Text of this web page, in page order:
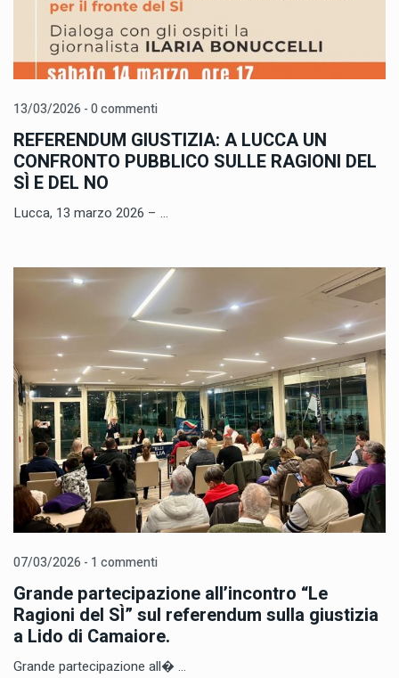
13/03/2026 - 0 commenti
REFERENDUM GIUSTIZIA: A LUCCA UN
CONFRONTO PUBBLICO SULLE RAGIONI DEL
SÌ E DEL NO
Lucca, 13 marzo 2026 – ...
07/03/2026 - 1 commenti
Grande partecipazione all’incontro “Le
Ragioni del SÌ” sul referendum sulla giustizia
a Lido di Camaiore.
Grande partecipazione all� ...